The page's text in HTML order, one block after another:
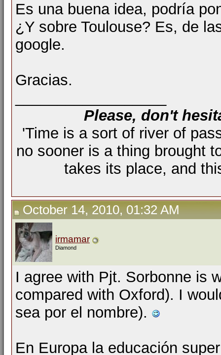
Es una buena idea, podría
¿Y sobre Toulouse? Es, de
google.
Gracias.
Please, don't
'Time is a sort of river of
no sooner is a thing brought
takes its place, and
October 14, 2010, 01:32 AM
irmamar
Diamond
I agree with Pjt. Sorbonne is
compared with Oxford). I
sea por el nombre).
En Europa la educación